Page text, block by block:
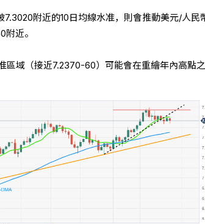
7.3020附近的10日均線水准，則會推動美元/人民
附近。
區域（接近7.2370-60）可能會在重繪年內高點